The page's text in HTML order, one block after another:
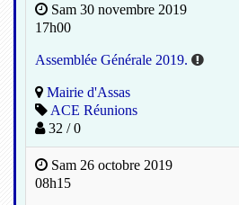
Sam 30 novembre 2019
17h00
Assemblée Générale 2019.
Mairie d'Assas
ACE Réunions
32 / 0
Sam 26 octobre 2019
08h15